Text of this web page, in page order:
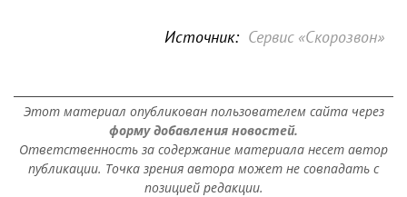
Источник: Сервис «Скорозвон»
Этот материал опубликован пользователем сайта через
форму добавления новостей.
Ответственность за содержание материала несет автор
публикации. Точка зрения автора может не совпадать с
позицией редакции.